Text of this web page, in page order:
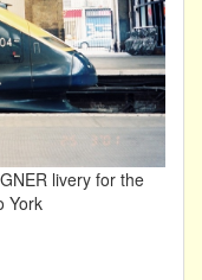
livery for the
York